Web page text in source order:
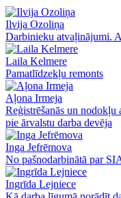
Ilvija Ozoliņa
Darbinieku atvaļinājumi.
Laila Kelmere
Pamatlīdzekļu remonts
Aļona Irmeja
Reģistrēšanās un nodokļu
pie ārvalstu darba devēja
Inga Jefrēmova
No pašnodarbinātā par
Ingrīda Lejniece